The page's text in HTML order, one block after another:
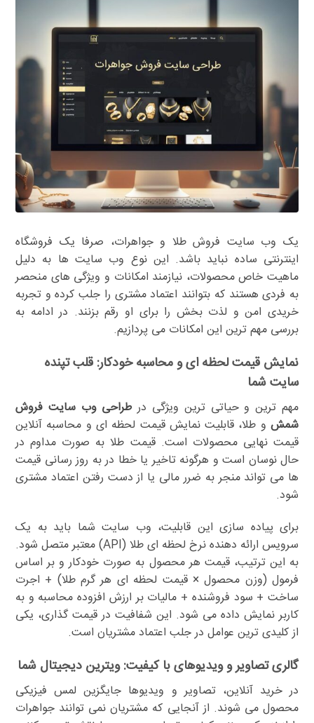
یک وب سایت فروش طلا و جواهرات، صرفا یک فروشگاه
اینترنتی ساده نباید باشد. این نوع وب سایت ها به دلیل
ماهیت خاص محصولات، نیازمند امکانات و ویژگی های منحصر
به فردی هستند که بتوانند اعتماد مشتری را جلب کرده و تجربه
خریدی امن و لذت بخش را برای او رقم بزنند. در ادامه به
بررسی مهم ترین این امکانات می پردازیم.
نمایش قیمت لحظه ای و محاسبه خودکار: قلب تپنده
سایت شما
مهم ترین و حیاتی ترین ویژگی درطراحی وب سایت فروش
شمش و طلا، قابلیت نمایش قیمت لحظه ای و محاسبه آنلاین
قیمت نهایی محصولات است. قیمت طلا به صورت مداوم در
حال نوسان است و هرگونه تاخیر یا خطا در به روز رسانی قیمت
ها می تواند منجر به ضرر مالی یا از دست رفتن اعتماد مشتری
شود.
برای پیاده سازی این قابلیت، وب سایت شما باید به یک
سرویس ارائه دهنده نرخ لحظه ای طلا (API) معتبر متصل شود.
به این ترتیب، قیمت هر محصول به صورت خودکار و بر اساس
فرمول (وزن محصول × قیمت لحظه ای هر گرم طلا) + اجرت
ساخت + سود فروشنده + مالیات بر ارزش افزوده محاسبه و به
کاربر نمایش داده می شود. این شفافیت در قیمت گذاری، یکی
از کلیدی ترین عوامل در جلب اعتماد مشتریان است.
گالری تصاویر و ویدیوهای با کیفیت: ویترین دیجیتال شما
در خرید آنلاین، تصاویر و ویدیوها جایگزین لمس فیزیکی
محصول می شوند. از آنجایی که مشتریان نمی توانند جواهرات